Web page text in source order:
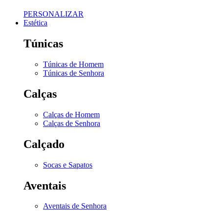
PERSONALIZAR
Estética
Túnicas
Túnicas de Homem
Túnicas de Senhora
Calças
Calças de Homem
Calças de Senhora
Calçado
Socas e Sapatos
Aventais
Aventais de Senhora